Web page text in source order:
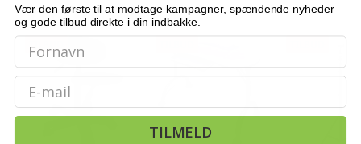
OFTE KØBT SAMMEN MED
TILBUD
Vær den første til at modtage kampagner, spændende nyheder
og gode tilbud direkte i din indbakke.
Email
TILMELD